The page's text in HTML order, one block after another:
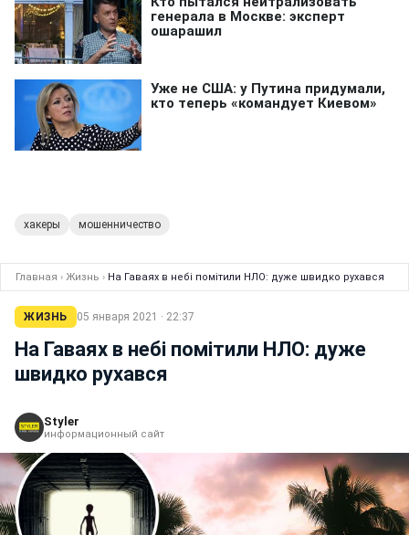
хакеры мошенничество
Главная › Жизнь › На Гаваях в небі помітили НЛО: дуже швидко рухався
ЖИЗНЬ 05 января 2021 · 22:37
На Гаваях в небі помітили НЛО: дуже
швидко рухався
Styler
информационный сайт